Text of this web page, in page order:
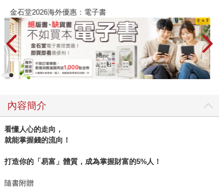
金石堂2026海外優惠：電子書
內容簡介
看懂人心的走向，
就能掌握錢的流向！
打造你的「易富」體質，成為掌握財富的5%人！
隨書附贈